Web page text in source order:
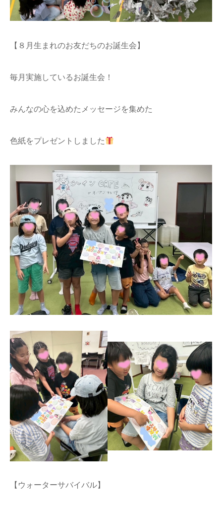
【８月生まれのお友だちのお誕生会】
毎月実施しているお誕生会！
みんなの心を込めたメッセージを集めた
色紙をプレゼントしました
【ウォーターサバイバル】